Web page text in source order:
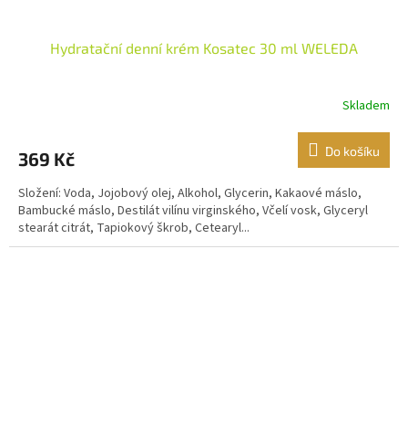
Hydratační denní krém Kosatec 30 ml WELEDA
Skladem
369 Kč Do košíku
Složení: Voda, Jojobový olej, Alkohol, Glycerin, Kakaové máslo,
Bambucké máslo, Destilát vilínu virginského, Včelí vosk, Glyceryl
stearát citrát, Tapiokový škrob, Cetearyl...